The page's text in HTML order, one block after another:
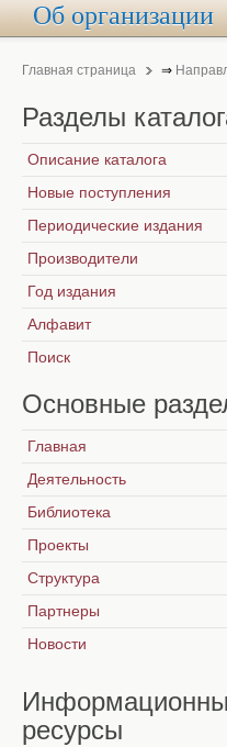
Об организации
Главная страница ⇒
Разделы
Описание каталога
Новые поступления
Периодические издания
Производители
Год издания
Алфавит
Поиск
Основные
Главная
Деятельность
Библиотека
Проекты
Структура
Партнеры
Новости
ресурсы